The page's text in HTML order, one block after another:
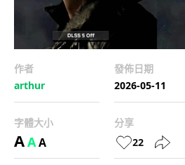
作者
arthur
發佈日期
2026-05-11
字體大小
AAA
分享
22